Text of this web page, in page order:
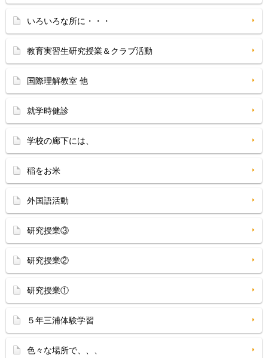
いろいろな所に・・・
教育実習生研究授業＆クラブ活動
国際理解教室 他
就学時健診
学校の廊下には、
稲をお米
外国語活動
研究授業③
研究授業②
研究授業①
５年三浦体験学習
色々な場所で、、、